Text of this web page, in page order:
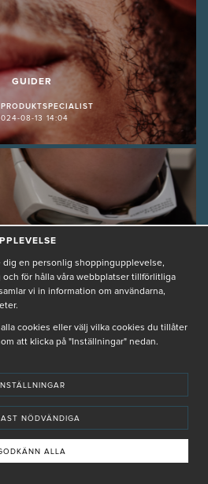
GUIDER
08-13 14:04
huden med
Laser
GUIDE
LÄS MER
dig en personlig shoppingupplevelse,
för hålla våra webbplatser tillförlitliga
vi in information om användarna,
cookies eller välj vilka cookies du tillåter
att klicka på "Inställningar" nedan.
INSTÄLLNINGAR
NÖDVÄNDIGA
ALLA